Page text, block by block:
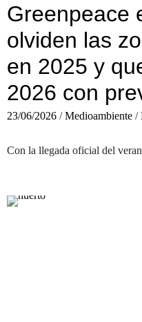
Greenpeace
olviden las
en 2025 y
2026 con
23/06/2026 / Medioambiente /
Con la llegada oficial del